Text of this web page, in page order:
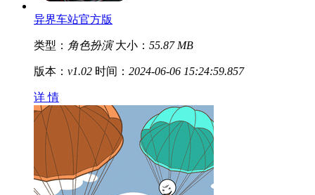
异界车站官方版
类型： 角色扮演 大小： 55.87 MB
版本： v1.02 时间： 2024-06-06 15:24:59.857
详 情